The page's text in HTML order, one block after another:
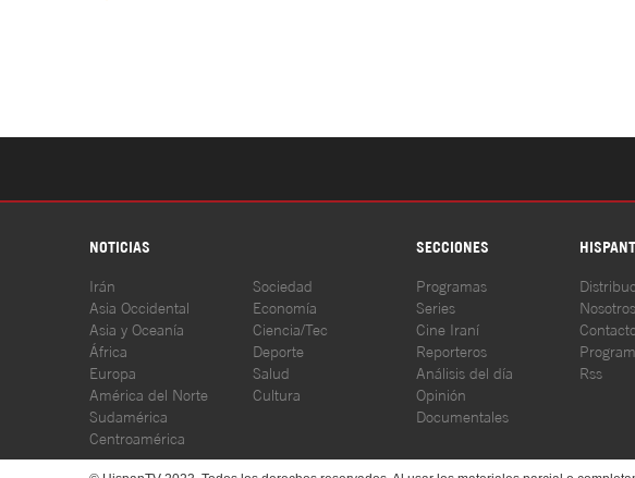
NOTICIAS SECCIONES
Irán
Asia Occidental
Asia y Oceanía
África
Europa
América del Norte
Sudamérica
Centroamérica
Sociedad
Economía
Ciencia/Tec
Deporte
Salud
Cultura
Programas
Series
Cine Iraní
Reporteros
Análisis del día
Opinión
Documentales
Nosotros
Contacto
Rss